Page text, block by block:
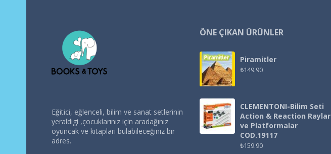
Eğitici, eğlenceli, bilim ve sanat setlerinin
yeraldigi ,çocuklarınız için aradağınız
oyuncak ve kitapları bulabileceğiniz bir
adres.
ÖNE ÇIKAN ÜRÜNLER
Piramitler
₺149.90
CLEMENTONI-Bilim Seti
Action & Reaction Raylar
ve Platformalar
COD.19117
₺159.90